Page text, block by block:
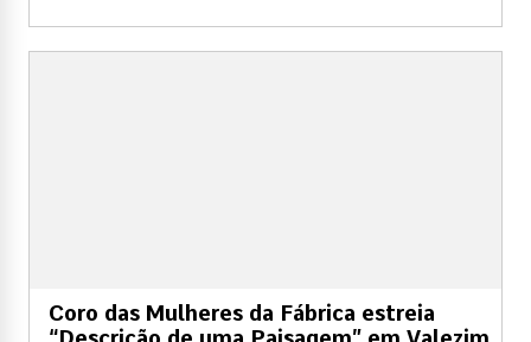
Coro das Mulheres da Fábrica estreia